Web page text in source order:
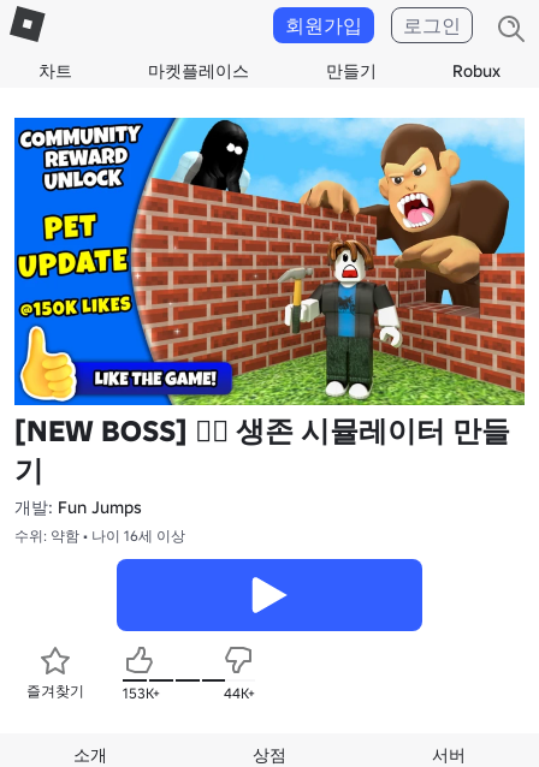
차트 마켓플레이스 만들기 Robux
회원가입 로그인
[NEW BOSS] 🧙‍♂️ 생존 시뮬레이터 만들
기
개발: Fun Jumps
수위: 약함 • 나이 16세 이상
즐겨찾기 153K+ 44K+
소개 상점 서버